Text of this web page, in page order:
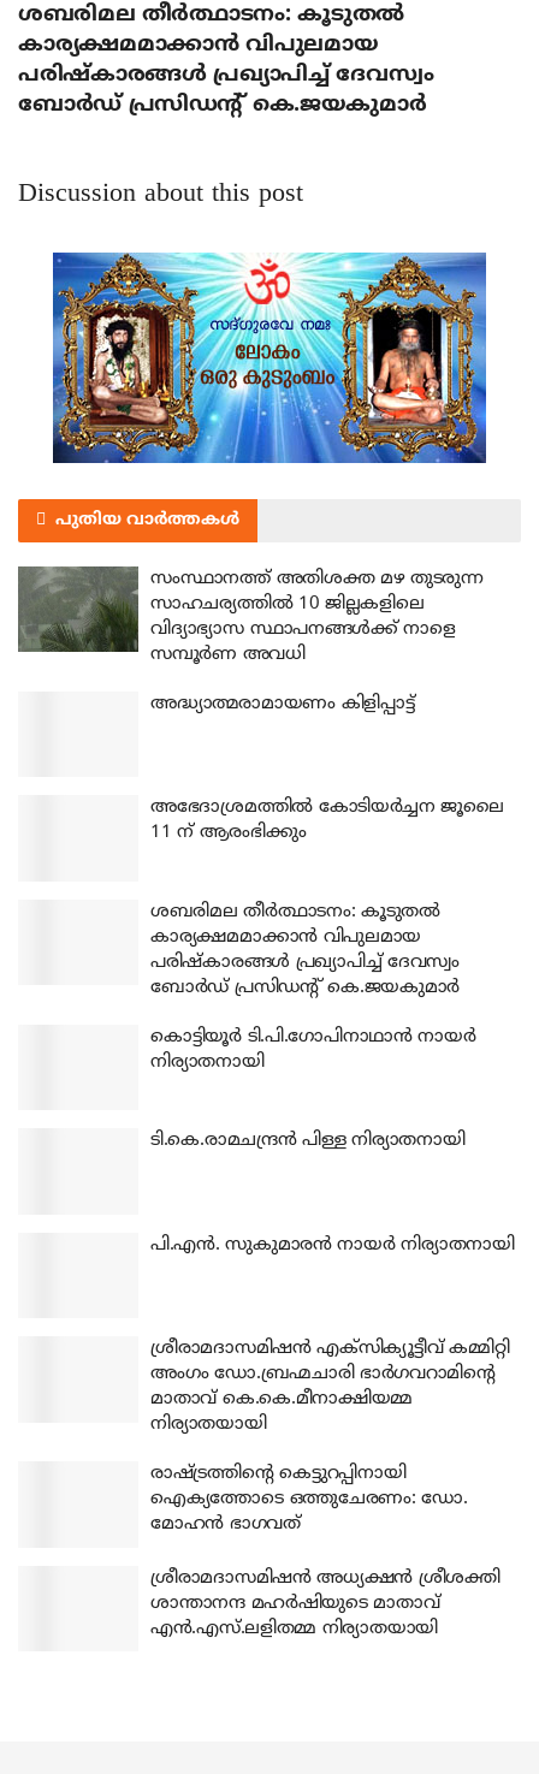
ശബരിമല തീര്‍ത്ഥാടനം: കൂടുതല്‍
കാര്യക്ഷമമാക്കാന്‍ വിപുലമായ
പരിഷ്‌കാരങ്ങള്‍ പ്രഖ്യാപിച്ച് ദേവസ്വം
ബോര്‍ഡ് പ്രസിഡന്റ് കെ.ജയകുമാര്‍
Discussion about this post
പുതിയ വാർത്തകൾ
സംസ്ഥാനത്ത് അതിശക്ത മഴ തുടരുന്ന
സാഹചര്യത്തിൽ 10 ജില്ലകളിലെ
വിദ്യാഭ്യാസ സ്ഥാപനങ്ങൾക്ക് നാളെ
സമ്പൂർണ അവധി
അദ്ധ്യാത്മരാമായണം കിളിപ്പാട്ട്
അഭേദാശ്രമത്തില്‍ കോടിയര്‍ച്ചന ജൂലൈ
11 ന് ആരംഭിക്കും
ശബരിമല തീര്‍ത്ഥാടനം: കൂടുതല്‍
കാര്യക്ഷമമാക്കാന്‍ വിപുലമായ
പരിഷ്‌കാരങ്ങള്‍ പ്രഖ്യാപിച്ച് ദേവസ്വം
ബോര്‍ഡ് പ്രസിഡന്റ് കെ.ജയകുമാര്‍
കൊട്ടിയൂര്‍ ടി.പി.ഗോപിനാഥാന്‍ നായര്‍
നിര്യാതനായി
ടി.കെ.രാമചന്ദ്രന്‍ പിള്ള നിര്യാതനായി
പി.എന്‍. സുകുമാരന്‍ നായര്‍ നിര്യാതനായി
ശ്രീരാമദാസമിഷന്‍ എക്‌സിക്യൂട്ടീവ് കമ്മിറ്റി
അംഗം ഡോ.ബ്രഹ്മചാരി ഭാര്‍ഗവറാമിന്റെ
മാതാവ് കെ.കെ.മീനാക്ഷിയമ്മ
നിര്യാതയായി
രാഷ്ട്രത്തിന്റെ കെട്ടുറപ്പിനായി
ഐക്യത്തോടെ ഒത്തുചേരണം: ഡോ.
മോഹന്‍ ഭാഗവത്
ശ്രീരാമദാസമിഷന്‍ അധ്യക്ഷന്‍ ശ്രീശക്തി
ശാന്താനന്ദ മഹര്‍ഷിയുടെ മാതാവ്
എന്‍.എസ്.ലളിതമ്മ നിര്യാതയായി